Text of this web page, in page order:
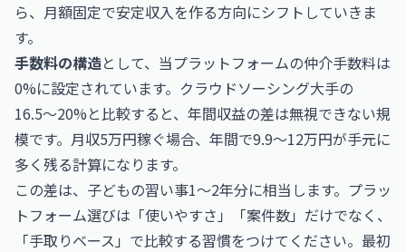
ら、月額固定で安定収入を作る方向にシフトしていきま
す。
手数料の構造として、当プラットフォームの仲介手数料は
0%に設定されています。クラウドソーシング大手の
16.5〜20%と比較すると、年間収益の差は無視できない規
模です。月収5万円稼ぐ場合、年間で9.9〜12万円が手元に
多く残る計算になります。
この差は、子どもの習い事1〜2年分に相当します。プラッ
トフォーム選びは「使いやすさ」「案件数」だけでなく、
「手取りベース」で比較する習慣をつけてください。最初